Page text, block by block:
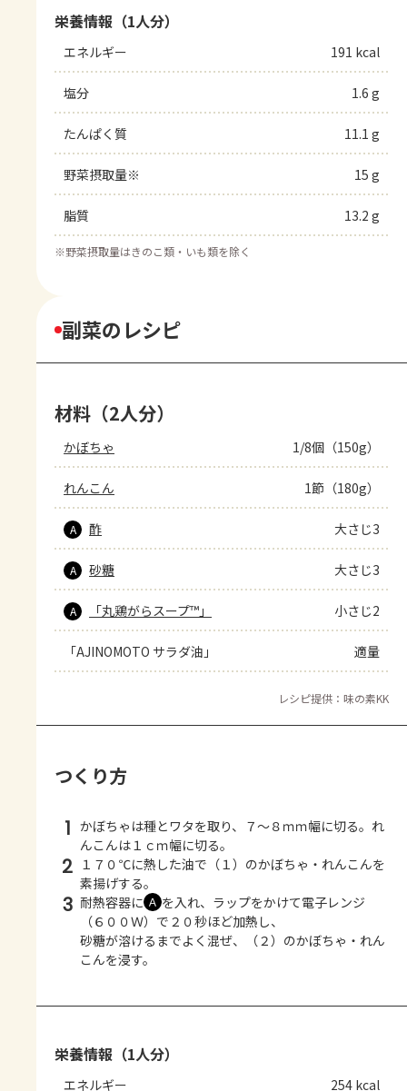
栄養情報（1人分）
エネルギー 191 kcal
塩分 1.6 g
たんぱく質 11.1 g
野菜摂取量※ 15 g
脂質 13.2 g
※野菜摂取量はきのこ類・いも類を除く
副菜のレシピ
材料（2人分）
かぼちゃ 1/8個（150g）
れんこん 1節（180g）
A 酢 大さじ3
A 砂糖 大さじ3
A 「丸鶏がらスープ™」 小さじ2
「AJINOMOTO サラダ油」 適量
レシピ提供：味の素KK
つくり方
1 かぼちゃは種とワタを取り、７～８ｍｍ幅に切る。れ
んこんは１ｃｍ幅に切る。
2 １７０℃に熱した油で（１）のかぼちゃ・れんこんを
素揚げする。
3 耐熱容器に Ａ を入れ、ラップをかけて電子レンジ
（６００Ｗ）で２０秒ほど加熱し、
砂糖が溶けるまでよく混ぜ、（２）のかぼちゃ・れん
こんを浸す。
栄養情報（1人分）
エネルギー 254 kcal